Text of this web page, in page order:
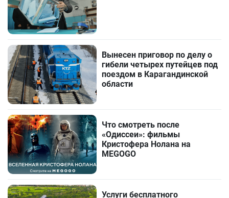
Вынесен приговор по делу о
гибели четырех путейцев под
поездом в Карагандинской
области
Что смотреть после
«Одиссеи»: фильмы
Кристофера Нолана на
MEGOGO
Услуги бесплатного